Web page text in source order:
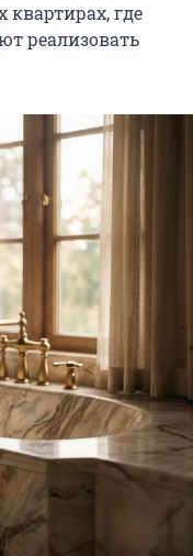
где
реализовать